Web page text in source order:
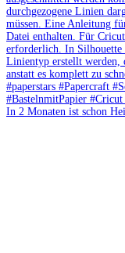
In 2 Monaten ist schon